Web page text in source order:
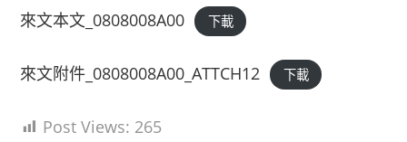
來文本文_0808008A00 下載
來文附件_0808008A00_ATTCH12 下載
Post Views: 265